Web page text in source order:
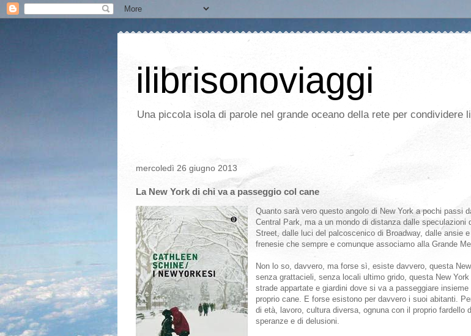
ilibrisonoviaggi
Una piccola isola di parole nel grande oceano della rete per condividere
mercoledì 26 giugno 2013
La New York di chi va a passeggio col cane
Quanto sarà vero questo angolo di New York a pochi passi
Central Park, ma a un mondo di distanza dalle speculazioni
Street, dalle luci del palcoscenico di Broadway, dalle ansie
frenesie che sempre e comunque associamo alla Grande
Non lo so, davvero, ma forse sì, esiste davvero, questa
senza grattacieli, senza locali ultimo grido, questa New York
strade appartate e giardini dove si va a passeggiare insieme
proprio cane. E forse esistono per davvero i suoi abitanti.
di età, lavoro, cultura diversa, ognuna con il proprio fardello
speranze e di delusioni.